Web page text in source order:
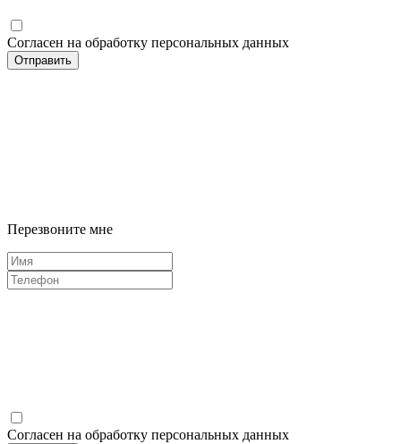
Согласен на обработку персональных данных
Отправить
Перезвоните мне
Согласен на обработку персональных данных